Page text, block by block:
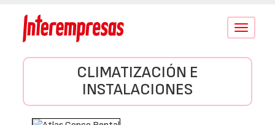
Conmutar
CLIMATIZACIÓN E
INSTALACIONES